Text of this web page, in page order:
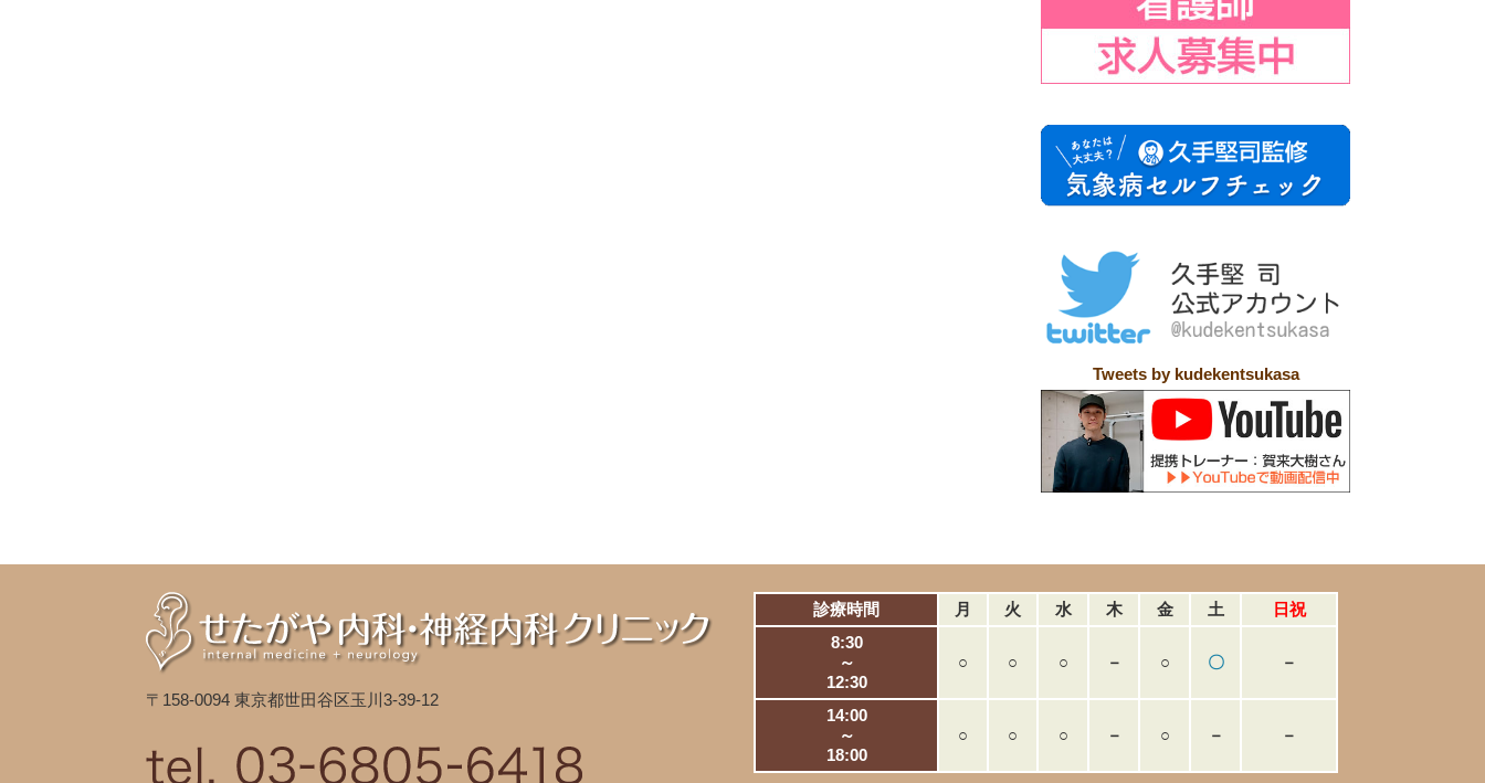
Tweets by kudekentsukasa
〒158-0094 東京都世田谷区玉川3-39-12
診療時間 月 火 水 木 金 土
日祝
8:30
～
12:30
○ ○ ○ － ○ 〇 －
14:00
～
18:00
○ ○ ○ － ○ － －